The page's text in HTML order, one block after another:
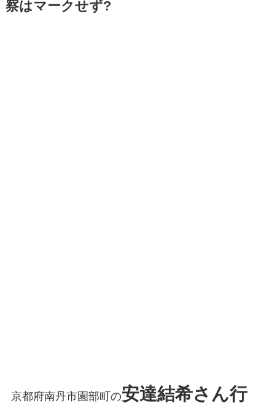
察はマークせず?
京都府南丹市園部町の安達結希さん行